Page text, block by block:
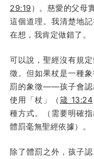
29:19 ）。慈愛的父母
這個道理。我清楚地
在想，我肯定做錯了。
可以說，聖經沒有規
徵。但如果杖是一種
罰的象徵——孩子會認
使用「杖」（箴 13:24
種方式。（需要明確
體罰毫無聖經依據）。
除了體罰之外，孩子